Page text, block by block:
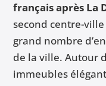
français après La
second centre-
grand nombre
de la ville. Autour
immeubles